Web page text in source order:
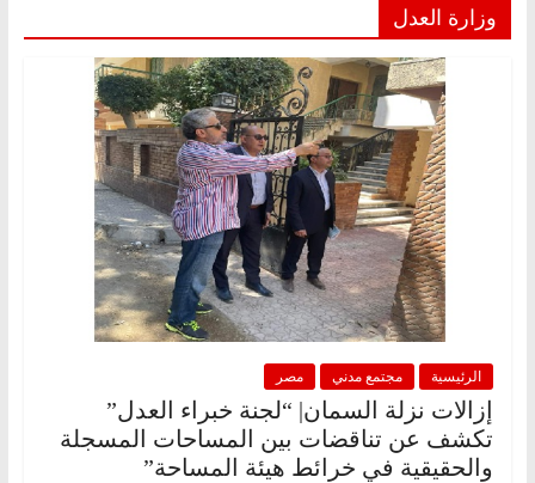
وزارة العدل
الرئيسية مجتمع مدني مصر
إزالات نزلة السمان| “لجنة خبراء العدل”
تكشف عن تناقضات بين المساحات المسجلة
والحقيقية في خرائط هيئة المساحة”